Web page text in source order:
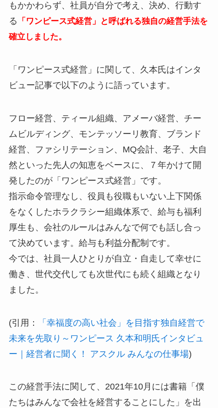
もかかわらず、社員が自分で考え、決め、行動す
る
「ワンピース式経営」と呼ばれる独自の経営手法を
確立しました。
「ワンピース式経営」に関して、久本氏はインタ
ビュー記事で以下のように語っています。
フロー経営、ティール組織、アメーバ経営、チー
ムビルディング、モンテッソーリ教育、ブランド
経営、ファシリテーション、MQ会計、老子、大自
然といった先人の知恵をベースに、７年かけて開
発したのが「ワンピース式経営」です。
指示命令管理なし、役員も役職もいない上下関係
をなくしたホラクラシー組織体系で、給与も福利
厚生も、会社のルールはみんなで何でも話し合っ
て決めています。給与も利益分配制です。
今では、社員一人ひとりが自立・自走して幸せに
働き、世代交代しても次世代にも続く組織となり
ました。
(引用：
「幸福度の高い社会」を目指す独自経営で
未来を先取り～ワンピース 久本和明氏インタビュ
ー｜経営者に聞く！ アスクル みんなの仕事場)
この経営手法に関して、2021年10月には書籍「僕
たちはみんなで会社を経営することにした」を出